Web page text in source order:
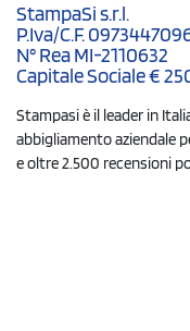
StampaSi s.r.l.
P.Iva/C.F.
N° Rea MI-2110632
Capitale Sociale €
Stampasi è il leader in
abbigliamento aziendale
e oltre 2.500 recensioni